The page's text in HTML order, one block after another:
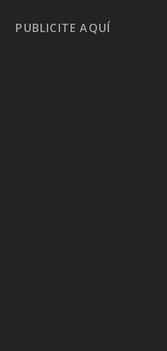
PUBLICITE AQUÍ